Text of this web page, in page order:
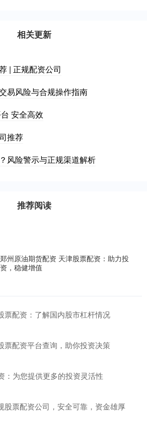
相关更新
| 正规配资公司
易风险与合规操作指南
安全高效
推荐
风险警示与正规渠道解析
推荐阅读
郑州原油期货配资 天津股票配资：助力投
资，稳健增值
票配资：了解国内股市杠杆情况
票配资平台查询，助你投资决策
：为您提供更多的投资灵活性
股票配资公司，安全可靠，资金雄厚